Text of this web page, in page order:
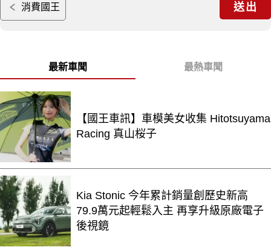
消費國王 送出
最新車聞 最熱車聞
【國王車訊】車模美女收集 Hitotsuyama
Racing 真山桜子
Kia Stonic 今年累計銷量創歷史新高
79.9萬元起輕鬆入主 再享升級原廠電子
後視鏡